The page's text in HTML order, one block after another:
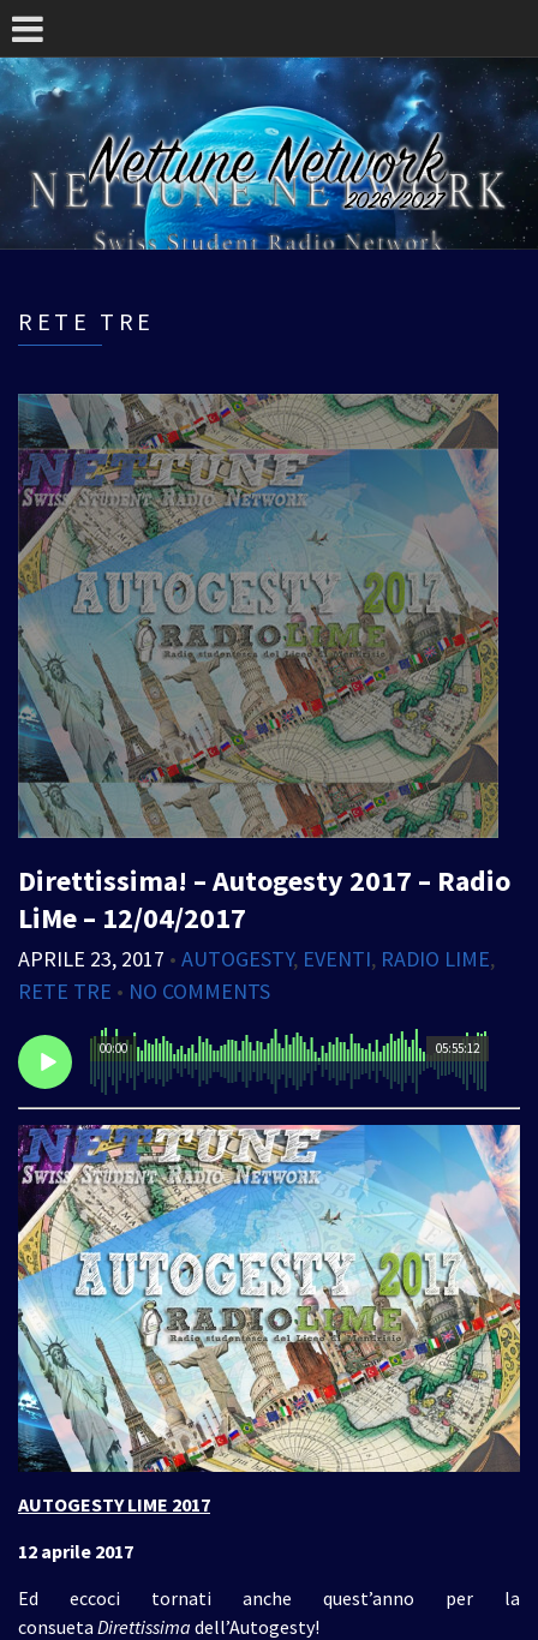
RETE TRE
Direttissima! – Autogesty 2017 – Radio
LiMe – 12/04/2017
APRILE 23, 2017 • AUTOGESTY, EVENTI, RADIO LIME,
RETE TRE • NO COMMENTS
05:55:12
00:00
AUTOGESTY LIME 2017
12 aprile 2017
Ed eccoci tornati anche quest’anno per la
consueta Direttissima dell’Autogesty!